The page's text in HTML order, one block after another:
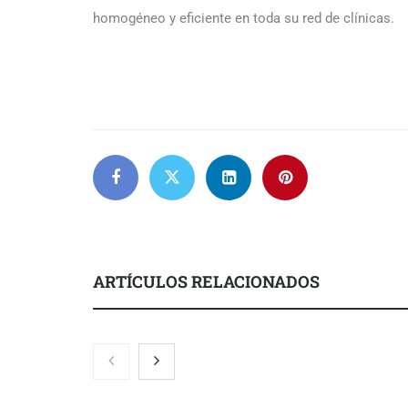
homogéneo y eficiente en toda su red de clínicas.
ARTÍCULOS RELACIONADOS
La luz roja, el nuevo aftersun,
actúa en la recuperación de la piel